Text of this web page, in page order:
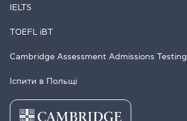
IELTS
TOEFL iBT
Cambridge Assessment Admissions Testing
Іспити в Польщі